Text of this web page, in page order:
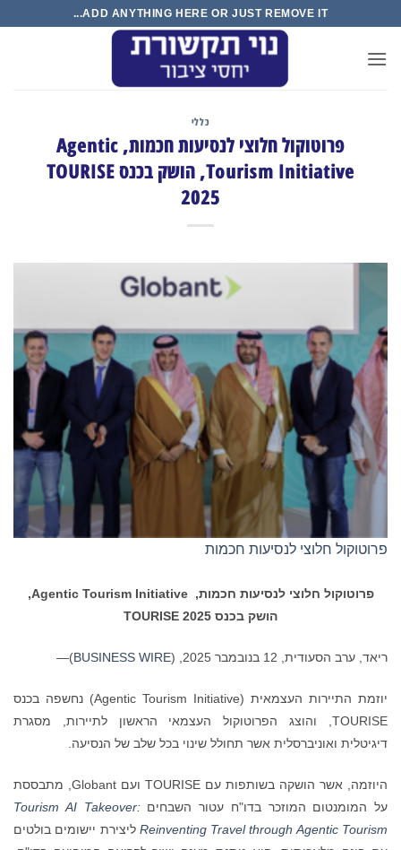
content
ADD ANYTHING HERE OR JUST REMOVE IT...
כללי
פרוטוקול חלוצי לנסיעות חכמות, Agentic
Tourism Initiative, הושק בכנס TOURISE
2025
פרוטוקול חלוצי לנסיעות חכמות
פרוטוקול חלוצי לנסיעות חכמות,Agentic Tourism Initiative
,
הושק בכנס TOURISE 2025
ריאד, ערב הסעודית, 12 בנובמבר 2025, ( BUSINESS WIRE
)—
יוזמת התיירות העצמאית (Agentic Tourism Initiative) נחשפה בכנס
TOURISE, והוצג הפרוטוקול העצמאי הראשון לתיירות, מסגרת
דיגיטלית ואוניברסלית אשר תחולל שינוי בכל שלב של הנסיעה.
היוזמה, אשר הושקה בשותפות עם TOURISE ועם Globant, מתבססת
על המומנטום המוזכר בדו"ח עטור השבחיםTourism AI Takeover:
Reinventing Travel through Agentic Tourism ליצירת יישומים בולטים